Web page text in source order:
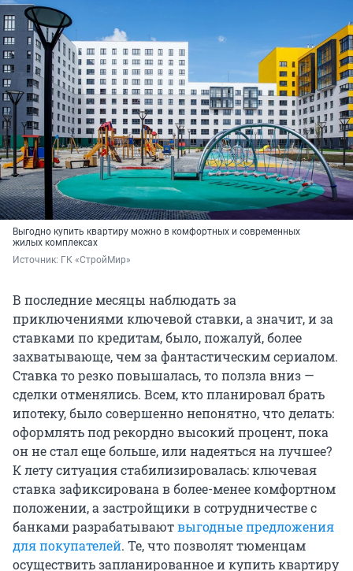
Выгодно купить квартиру можно в комфортных и современных
жилых комплексах
Источник: ГК «СтройМир»
В последние месяцы наблюдать за
приключениями ключевой ставки, а значит, и за
ставками по кредитам, было, пожалуй, более
захватывающе, чем за фантастическим сериалом.
Ставка то резко повышалась, то ползла вниз —
сделки отменялись. Всем, кто планировал брать
ипотеку, было совершенно непонятно, что делать:
оформлять под рекордно высокий процент, пока
он не стал еще больше, или надеяться на лучшее?
К лету ситуация стабилизировалась: ключевая
ставка зафиксирована в более-менее комфортном
положении, а застройщики в сотрудничестве с
банками разрабатываютвыгодные предложения
для покупателей. Те, что позволят тюменцам
осуществить запланированное и купить квартиру